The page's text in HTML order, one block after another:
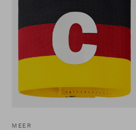
MEER